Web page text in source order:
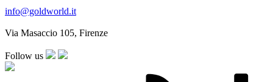
info@goldworld.it
Via Masaccio 105, Firenze
Follow us